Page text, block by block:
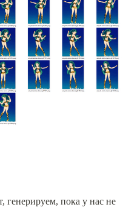
генерируем, пока у нас не